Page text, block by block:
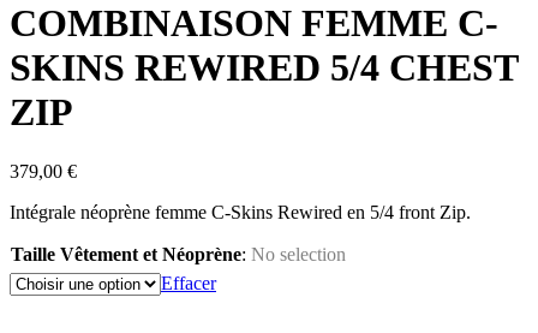
COMBINAISON FEMME C-
SKINS REWIRED 5/4 CHEST
ZIP
379,00 €
Intégrale néoprène femme C-Skins Rewired en 5/4 front Zip.
Taille Vêtement et Néoprène: No selection
Effacer